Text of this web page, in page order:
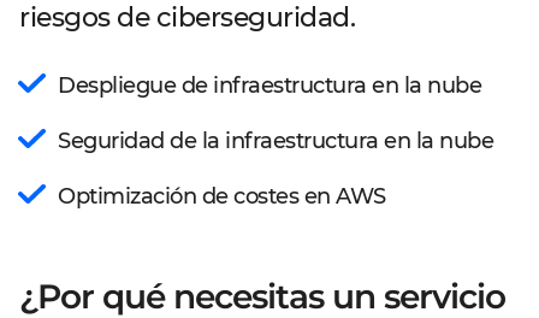
riesgos de ciberseguridad.
Despliegue de infraestructura en la nube
Seguridad de la infraestructura en la nube
Optimización de costes en AWS
¿Por qué necesitas un servicio